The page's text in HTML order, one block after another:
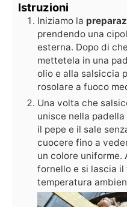
Istruzioni
Iniziamo la
prendendo una
esterna. Dopo di
mettetela in una
olio e alla salsiccia
rosolare a fuoco
Una volta che
unisce nella
il pepe e il sale
cuocere fino a
un colore uniforme.
fornello e si lascia
temperatura